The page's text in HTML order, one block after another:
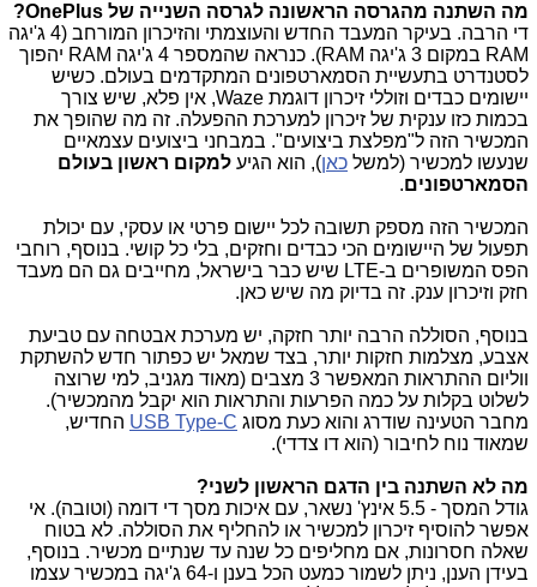
מה השתנה מהגרסה הראשונה לגרסה השנייה של OnePlus?
די הרבה. בעיקר המעבד החדש והעוצמתי והזיכרון המורחב (4 ג'יגה
RAM במקום 3 ג'יגה RAM). כנראה שהמספר 4 ג'יגה RAM יהפוך
לסטנדרט בתעשיית הסמארטפונים המתקדמים בעולם. כשיש
יישומים כבדים וזוללי זיכרון דוגמת Waze, אין פלא, שיש צורך
בכמות כזו ענקית של זיכרון למערכת ההפעלה. זה מה שהופך את
המכשיר הזה ל"מפלצת ביצועים". במבחני ביצועים עצמאיים
שנעשו למכשיר (למשל כאן), הוא הגיע למקום ראשון בעולם
הסמארטפונים.
המכשיר הזה מספק תשובה לכל יישום פרטי או עסקי, עם יכולת
תפעול של היישומים הכי כבדים וחזקים, בלי כל קושי. בנוסף, רוחבי
הפס המשופרים ב-LTE שיש כבר בישראל, מחייבים גם הם מעבד
חזק וזיכרון ענק. זה בדיוק מה שיש כאן.
בנוסף, הסוללה הרבה יותר חזקה, יש מערכת אבטחה עם טביעת
אצבע, מצלמות חזקות יותר, בצד שמאל יש כפתור חדש להשתקת
ווליום ההתראות המאפשר 3 מצבים (מאוד מגניב, למי שרוצה
לשלוט בקלות על כמה הפרעות והתראות הוא יקבל מהמכשיר).
מחבר הטעינה שודרג והוא כעת מסוג USB Type-C החדיש,
שמאוד נוח לחיבור (הוא דו צדדי).
מה לא השתנה בין הדגם הראשון לשני?
גודל המסך - 5.5 אינץ' נשאר, עם איכות מסך די דומה (וטובה). אי
אפשר להוסיף זיכרון למכשיר או להחליף את הסוללה. לא בטוח
שאלה חסרונות, אם מחליפים כל שנה עד שנתיים מכשיר. בנוסף,
בעידן הענן, ניתן לשמור כמעט הכל בענן ו-64 ג'יגה במכשיר עצמו